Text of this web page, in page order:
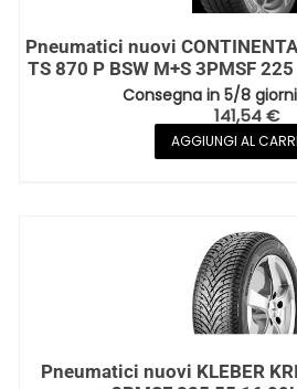
Pneumatici nuovi
TS 870 P BSW M+S 3PMSF
Consegna in 5/8
141,54€
AGGIUNGI AL
Pneumatici nuovi KLEBER